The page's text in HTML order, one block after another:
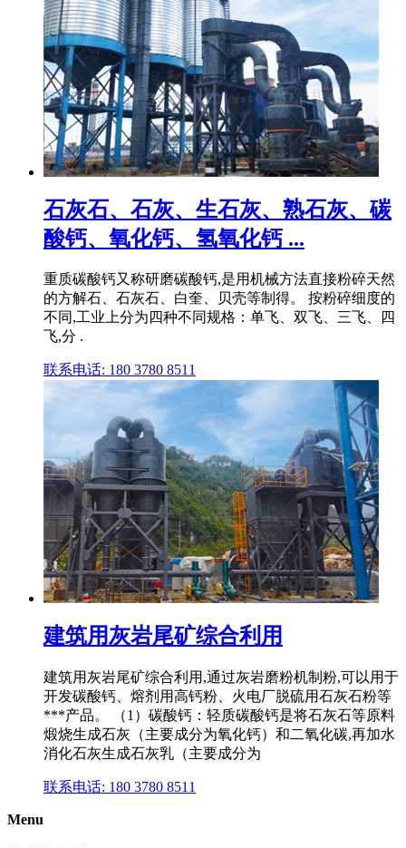
石灰石、石灰、生石灰、熟石灰、碳
酸钙、氧化钙、氢氧化钙 ...
重质碳酸钙又称研磨碳酸钙,是用机械方法直接粉碎天然
的方解石、石灰石、白奎、贝壳等制得。 按粉碎细度的
不同,工业上分为四种不同规格：单飞、双飞、三飞、四
飞,分 .
联系电话: 180 3780 8511
建筑用灰岩尾矿综合利用
建筑用灰岩尾矿综合利用,通过灰岩磨粉机制粉,可以用于
开发碳酸钙、熔剂用高钙粉、火电厂脱硫用石灰石粉等
***产品。 （1）碳酸钙：轻质碳酸钙是将石灰石等原料
煅烧生成石灰（主要成分为氧化钙）和二氧化碳,再加水
消化石灰生成石灰乳（主要成分为
联系电话: 180 3780 8511
Menu